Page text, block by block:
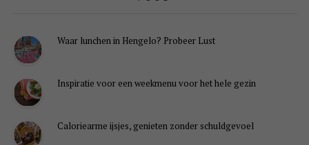
Waar lunchen in Hengelo? Probeer Lust
Inspiratie voor een weekmenu voor het hele gezin
Caloriearme ijsjes, genieten zonder schuldgevoel